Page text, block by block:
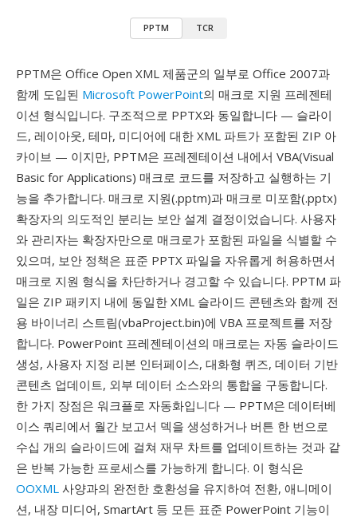
PPTM TCR
PPTM은 Office Open XML 제품군의 일부로 Office 2007과
함께 도입된 Microsoft PowerPoint의 매크로 지원 프레젠테
이션 형식입니다. 구조적으로 PPTX와 동일합니다 — 슬라이
드, 레이아웃, 테마, 미디어에 대한 XML 파트가 포함된 ZIP 아
카이브 — 이지만, PPTM은 프레젠테이션 내에서 VBA(Visual
Basic for Applications) 매크로 코드를 저장하고 실행하는 기
능을 추가합니다. 매크로 지원(.pptm)과 매크로 미포함(.pptx)
확장자의 의도적인 분리는 보안 설계 결정이었습니다. 사용자
와 관리자는 확장자만으로 매크로가 포함된 파일을 식별할 수
있으며, 보안 정책은 표준 PPTX 파일을 자유롭게 허용하면서
매크로 지원 형식을 차단하거나 경고할 수 있습니다. PPTM 파
일은 ZIP 패키지 내에 동일한 XML 슬라이드 콘텐츠와 함께 전
용 바이너리 스트림(vbaProject.bin)에 VBA 프로젝트를 저장
합니다. PowerPoint 프레젠테이션의 매크로는 자동 슬라이드
생성, 사용자 지정 리본 인터페이스, 대화형 퀴즈, 데이터 기반
콘텐츠 업데이트, 외부 데이터 소스와의 통합을 구동합니다.
한 가지 장점은 워크플로 자동화입니다 — PPTM은 데이터베
이스 쿼리에서 월간 보고서 덱을 생성하거나 버튼 한 번으로
수십 개의 슬라이드에 걸쳐 재무 차트를 업데이트하는 것과 같
은 반복 가능한 프로세스를 가능하게 합니다. 이 형식은
OOXML 사양과의 완전한 호환성을 유지하여 전환, 애니메이
션, 내장 미디어, SmartArt 등 모든 표준 PowerPoint 기능이